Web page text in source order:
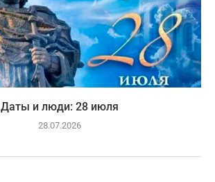
Даты и люди: 28 июля
28.07.2026